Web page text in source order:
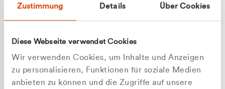
Zustimmung Details Über Cookies
Diese Webseite verwendet Cookies
Wir verwenden Cookies, um Inhalte und Anzeigen
zu personalisieren, Funktionen für soziale Medien
anbieten zu können und die Zugriffe auf unsere
+49 177 8376058